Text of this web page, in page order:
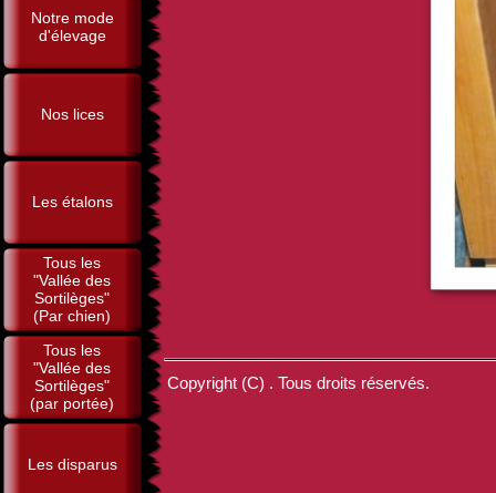
Notre mode
d'élevage
Nos lices
Les étalons
Tous les
"Vallée des
Sortilèges"
(Par chien)
Tous les
"Vallée des
Sortilèges"
(par portée)
Les disparus
Copyright (C) . Tous droits réservés.